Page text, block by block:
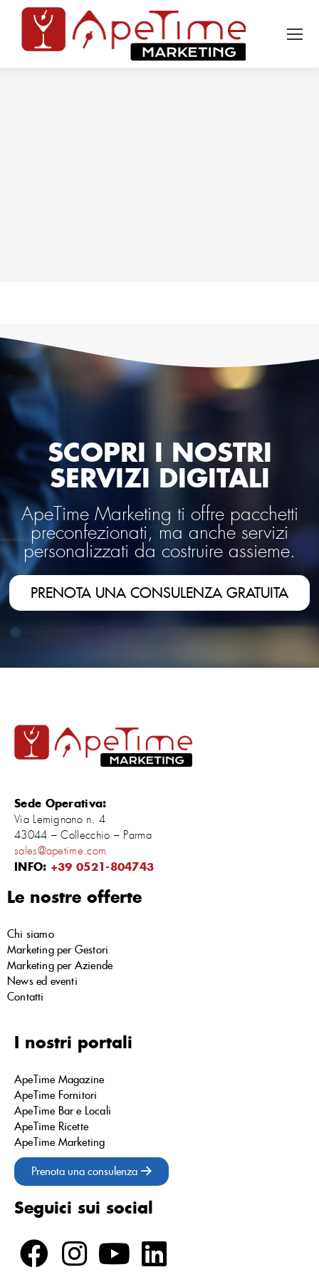
SCOPRI I NOSTRI
SERVIZI DIGITALI
ApeTime Marketing ti offre pacchetti
preconfezionati, ma anche servizi
personalizzati da costruire assieme.
PRENOTA UNA CONSULENZA GRATUITA
Sede Operativa:
Via Lemignano n. 4
43044 – Collecchio – Parma
sales@apetime.com
INFO: +39 0521-804743
Le nostre offerte
Chi siamo
Marketing per Gestori
Marketing per Aziende
News ed eventi
Contatti
I nostri portali
ApeTime Magazine
ApeTime Fornitori
ApeTime Bar e Locali
ApeTime Ricette
ApeTime Marketing
Prenota una consulenza
Seguici sui social